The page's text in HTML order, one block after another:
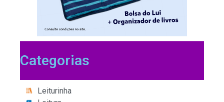
Categorias
Leiturinha